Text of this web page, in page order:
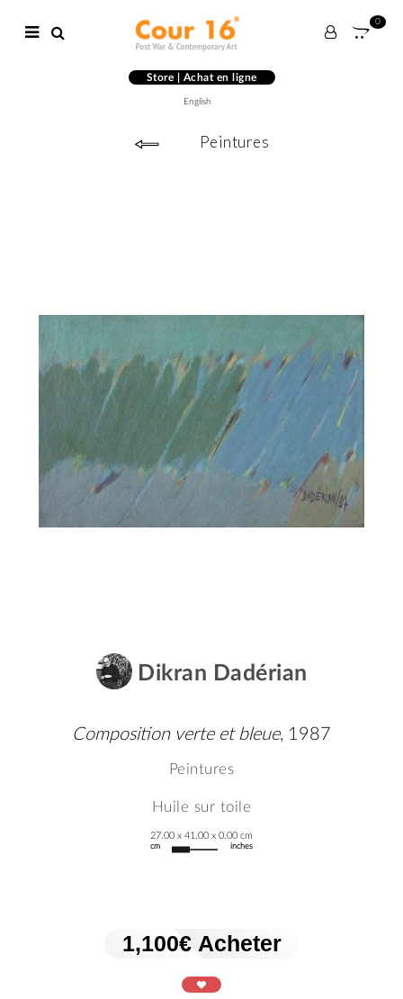
0
Store | Achat en ligne
English
Peintures
Dikran Dadérian
Composition verte et bleue, 1987
Peintures
Huile sur toile
cm inches
27.00 x 41.00 x 0.00 cm
1,100€ Acheter